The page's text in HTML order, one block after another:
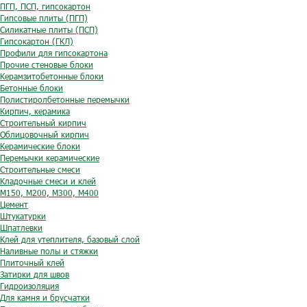
ПГП, ПСП, гипсокартон
Гипсовые плиты (ПГП)
Силикатные плиты (ПСП)
Гипсокартон (ГКЛ)
Профили для гипсокартона
Прочие стеновые блоки
Керамзитобетонные блоки
Бетонные блоки
Полистиролбетонные перемычки
Кирпич, керамика
Строительный кирпич
Облицовочный кирпич
Керамические блоки
Перемычки керамические
Строительные смеси
Кладочные смеси и клей
М150, М200, М300, М400
Цемент
Штукатурки
Шпатлевки
Клей для утеплителя, базовый слой
Наливные полы и стяжки
Плиточный клей
Затирки для швов
Гидроизоляция
Для камня и брусчатки